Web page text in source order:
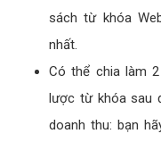
sách từ khóa
nhất.
Có thể chia làm
lược từ khóa sau
doanh thu: bạn